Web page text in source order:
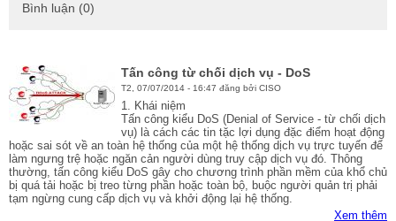
Bình luận (0)
Tấn công từ chối dịch vụ - DoS
T2, 07/07/2014 - 16:47 đăng bởi CISO
1. Khái niệm
Tấn công kiểu DoS (Denial of Service - từ chối dịch
vụ) là cách các tin tặc lợi dụng đặc điểm hoạt động
hoặc sai sót về an toàn hệ thống của một hệ thống dịch vụ trực tuyến để
làm ngưng trệ hoặc ngăn cản người dùng truy cập dịch vụ đó. Thông
thường, tấn công kiểu DoS gây cho chương trình phần mềm của khổ chủ
bị quá tải hoặc bị treo từng phần hoặc toàn bộ, buộc người quản trị phải
tạm ngừng cung cấp dịch vụ và khởi động lại hệ thống.
Xem thêm